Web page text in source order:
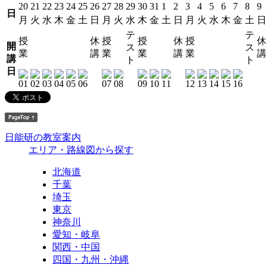
日
20 21 22 23 24 25 26 27 28 29 30 31 1 2 3 4 5 6 7 8
9
月 火 水 木 金 土 日 月 火 水 木 金 土 日 月 火 水 木 金 土 日
開
講
日
授
業
休
講
授
業
テ
ス
ト
授
業
休
講
授
業
テ
ス
ト
休
講
日能研の教室案内
エリア・路線図から探す
北海道
千葉
埼玉
東京
神奈川
愛知・岐阜
関西・中国
四国・九州・沖縄